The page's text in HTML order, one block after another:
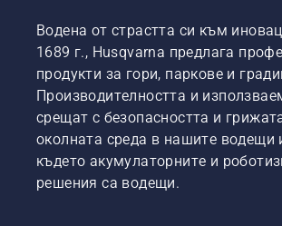
Водена от страстта си към
1689 г., Husqvarna предлага
продукти за гори, паркове и
Производителността и
срещат с безопасността и
околната среда в нашите водещи
където акумулаторните и
решения са водещи.